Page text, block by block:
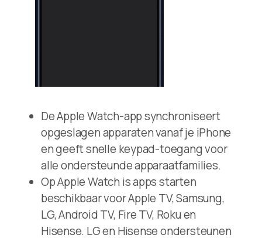
De Apple Watch-app synchroniseert
opgeslagen apparaten vanaf je iPhone
en geeft snelle keypad-toegang voor
alle ondersteunde apparaatfamilies.
Op Apple Watch is apps starten
beschikbaar voor Apple TV, Samsung,
LG, Android TV, Fire TV, Roku en
Hisense. LG en Hisense ondersteunen